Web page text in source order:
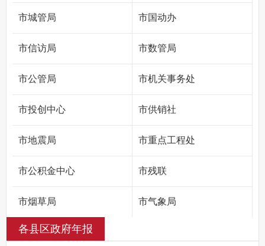
市城管局 市国动办
市信访局 市数管局
市公管局 市机关事务处
市投创中心 市供销社
市地震局 市重点工程处
市公积金中心 市残联
市烟草局 市气象局
国家统计局六安调查队
各县区政府年报